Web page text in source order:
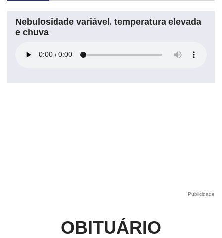
Nebulosidade variável, temperatura elevada
e chuva
Publicidade
OBITUÁRIO